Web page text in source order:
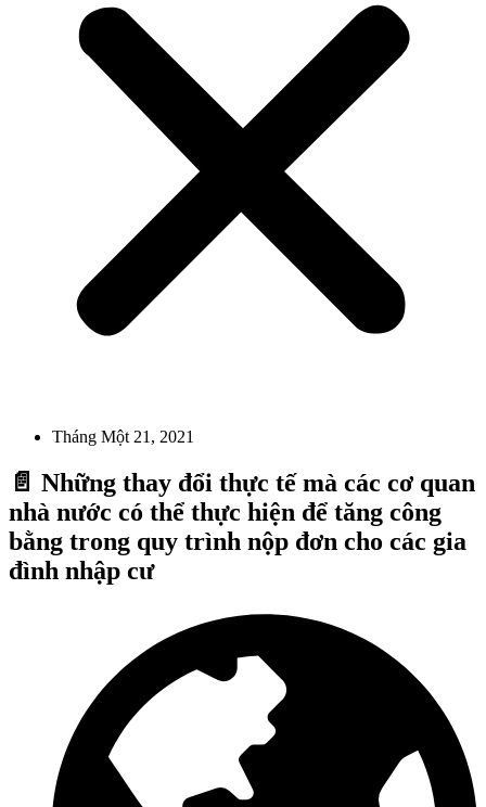
Tháng Một 21, 2021
📄 Những thay đổi thực tế mà các cơ quan
nhà nước có thể thực hiện để tăng công
bằng trong quy trình nộp đơn cho các gia
đình nhập cư